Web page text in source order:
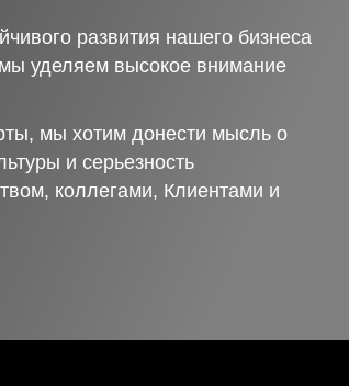
развития нашего бизнеса
мы уделяем высокое внимание
мы хотим донести мысль о
и серьезность
коллегами, Клиентами и